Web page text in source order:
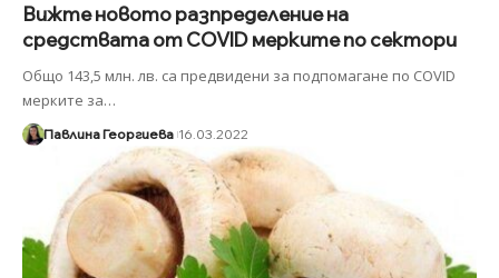
Вижте новото разпределение на
средствата от COVID мерките по сектори
Общо 143,5 млн. лв. са предвидени за подпомагане по COVID
мерките за…
Павлина Георгиева 16.03.2022